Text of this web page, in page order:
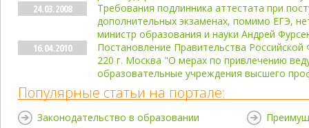
24.03.2008
Требования подлинника аттестата при
дополнительных экзаменах, помимо ЕГЭ,
министр образования и науки Андрей
16.04.2010
Постановление Правительства
220 г. Москва "О мерах по привлечению
образовательные учреждения высшего
Популярные статьи на портале:
Законодательство в образовании